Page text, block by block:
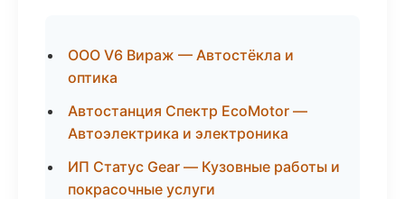
ООО V6 Вираж — Автостёкла и
оптика
Автостанция Спектр EcoMotor —
Автоэлектрика и электроника
ИП Статус Gear — Кузовные работы и
покрасочные услуги